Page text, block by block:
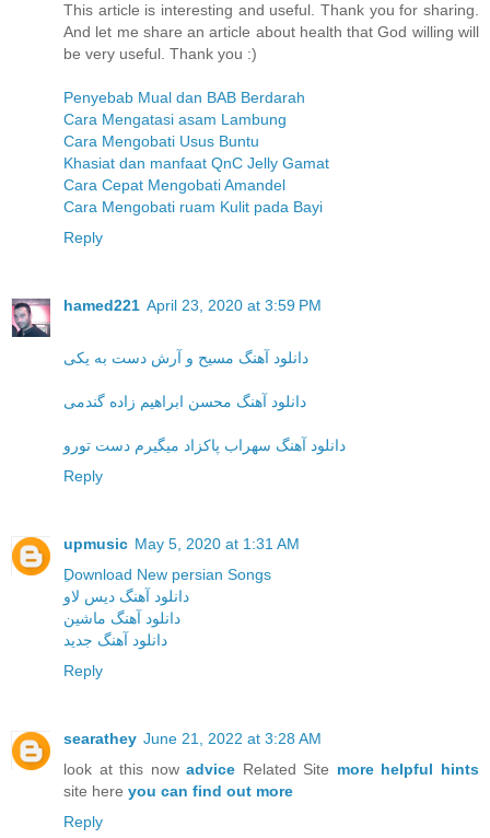
This article is interesting and useful. Thank you for sharing.
And let me share an article about health that God willing will
be very useful. Thank you :)
Penyebab Mual dan BAB Berdarah
Cara Mengatasi asam Lambung
Cara Mengobati Usus Buntu
Khasiat dan manfaat QnC Jelly Gamat
Cara Cepat Mengobati Amandel
Cara Mengobati ruam Kulit pada Bayi
Reply
hamed221 April 23, 2020 at 3:59 PM
دانلود آهنگ مسیح و آرش دست به یکی
دانلود آهنگ محسن ابراهیم زاده گندمی
دانلود آهنگ سهراب پاکزاد میگیرم دست تورو
Reply
upmusic May 5, 2020 at 1:31 AM
ِDownload New persian Songs
دانلود آهنگ دیس لاو
دانلود آهنگ ماشین
دانلود آهنگ جدید
Reply
searathey June 21, 2022 at 3:28 AM
look at this nowadvice Related Site more helpful hints
site here you can find out more
Reply